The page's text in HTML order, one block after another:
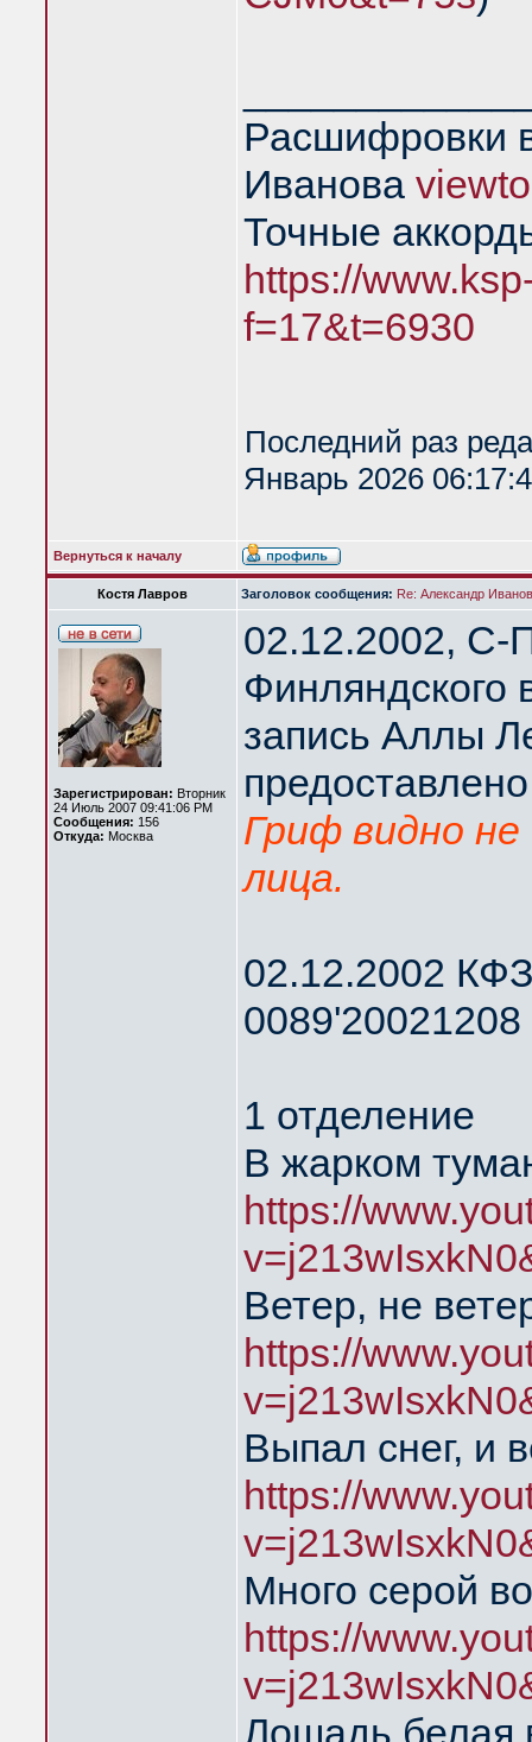
Расшифровки
Иванова
Точные
https://
f=17&t=6930
Последний раз
Январь 2026
Вернуться к началу
Костя Лавров Заголовок сообщения: Re: Александр
Зарегистрирован: Вторник
24 Июль 2007 09:41:06 PM
Сообщения: 156
Откуда: Москва
02.12.2002, С-
Финляндского
запись Аллы
Гриф видно не
лица.
02.12.2002
1 отделение
В жарком
https://
Ветер, не
https://
Выпал снег, и
https://
Много серой
https://
Лошадь белая